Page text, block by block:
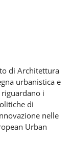
di Architettura
urbanistica e
i
di
nelle
Urban